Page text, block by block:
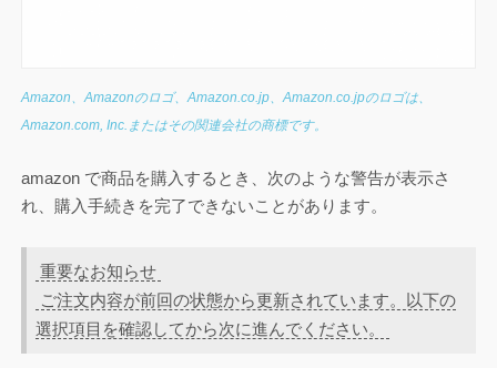
Amazon、Amazonのロゴ、Amazon.co.jp、Amazon.co.jpのロゴは、
Amazon.com, Inc.またはその関連会社の商標です。
amazon で商品を購入するとき、次のような警告が表示さ
れ、購入手続きを完了できないことがあります。
重要なお知らせ
ご注文内容が前回の状態から更新されています。以下の
選択項目を確認してから次に進んでください。